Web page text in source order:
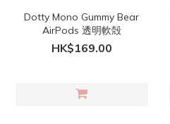
Dotty Mono Gummy Bear
AirPods 透明軟殻
HK$169.00